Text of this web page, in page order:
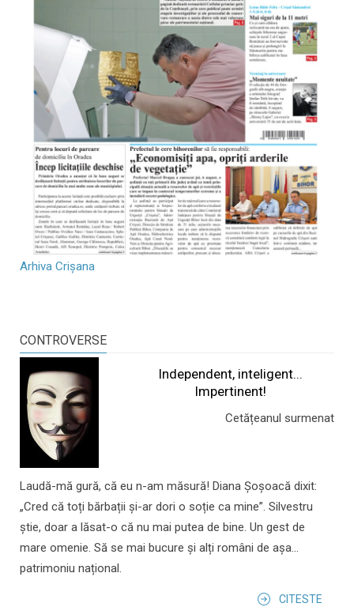
Arhiva Crișana
CONTROVERSE
Independent, inteligent...
Impertinent!
Cetățeanul surmenat
Laudă-mă gură, că eu n-am măsură! Diana Șoșoacă dixit:
„Cred că toți bărbații și-ar dori o soție ca mine”. Silvestru
știe, doar a lăsat-o că nu mai putea de bine. Un gest de
mare omenie. Să se mai bucure și alți români de așa...
patrimoniu național.
CITESTE